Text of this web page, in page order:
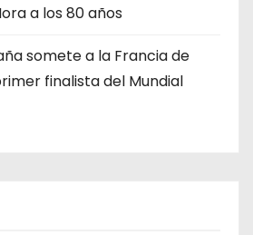
a los 80 años
somete a la Francia de
finalista del Mundial